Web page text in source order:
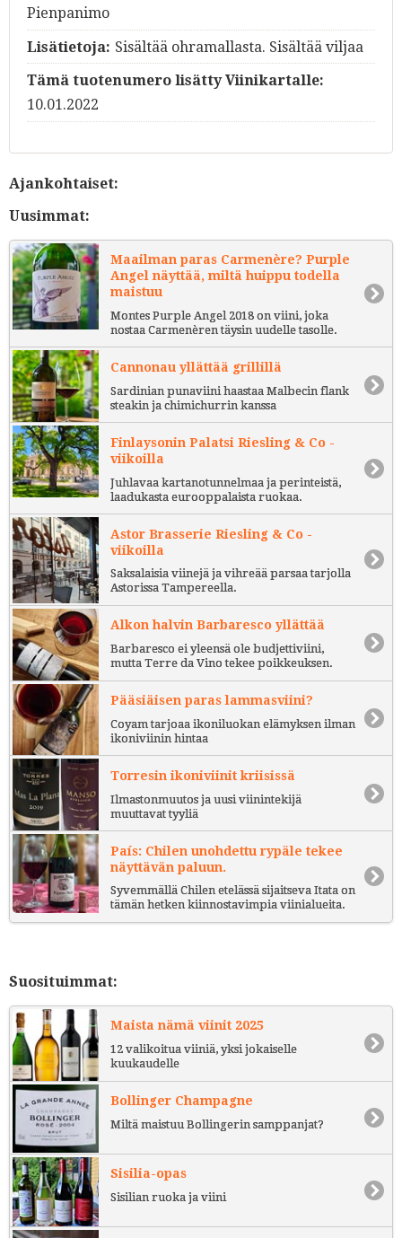
Pienpanimo
Lisätietoja: Sisältää ohramallasta. Sisältää viljaa
Tämä tuotenumero lisätty Viinikartalle:
10.01.2022
Ajankohtaiset:
Uusimmat:
Maailman paras Carmenère? Purple
Angel näyttää, miltä huippu todella
maistuu
Montes Purple Angel 2018 on viini, joka
nostaa Carmenèren täysin uudelle tasolle.
Cannonau yllättää grillillä
Sardinian punaviini haastaa Malbecin flank
steakin ja chimichurrin kanssa
Finlaysonin Palatsi Riesling & Co -
viikoilla
Juhlavaa kartanotunnelmaa ja perinteistä,
laadukasta eurooppalaista ruokaa.
Astor Brasserie Riesling & Co -
viikoilla
Saksalaisia viinejä ja vihreää parsaa tarjolla
Astorissa Tampereella.
Alkon halvin Barbaresco yllättää
Barbaresco ei yleensä ole budjettiviini,
mutta Terre da Vino tekee poikkeuksen.
Pääsiäisen paras lammasviini?
Coyam tarjoaa ikoniluokan elämyksen ilman
ikoniviinin hintaa
Torresin ikoniviinit kriisissä
Ilmastonmuutos ja uusi viinintekijä
muuttavat tyyliä
País: Chilen unohdettu rypäle tekee
näyttävän paluun.
Syvemmällä Chilen etelässä sijaitseva Itata on
tämän hetken kiinnostavimpia viinialueita.
Suosituimmat:
Maista nämä viinit 2025
12 valikoitua viiniä, yksi jokaiselle
kuukaudelle
Bollinger Champagne
Miltä maistuu Bollingerin samppanjat?
Sisilia-opas
Sisilian ruoka ja viini